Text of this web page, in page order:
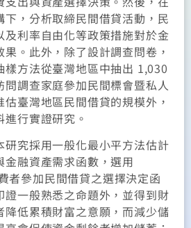
下，分析取締民間借貸活動，民
及利率自由化等政策措施對於金
。此外，除了設計調查問卷，
樣方法從臺灣地區中抽出 1,030
問調查家庭參加民間標會暨私人
臺灣地區民間借貸的規模外，
行實證研究。
研究採用一般化最小平方法估計
金融資產需求函數，選用
者參加民間借貸之選擇決定函
證一般熟悉之命題外，並得到財
降低累積財富之意願，而減少儲